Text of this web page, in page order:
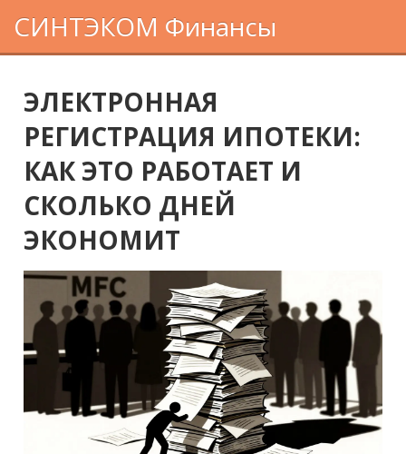
СИНТЭКОМ Финансы
ЭЛЕКТРОННАЯ
РЕГИСТРАЦИЯ ИПОТЕКИ:
КАК ЭТО РАБОТАЕТ И
СКОЛЬКО ДНЕЙ
ЭКОНОМИТ